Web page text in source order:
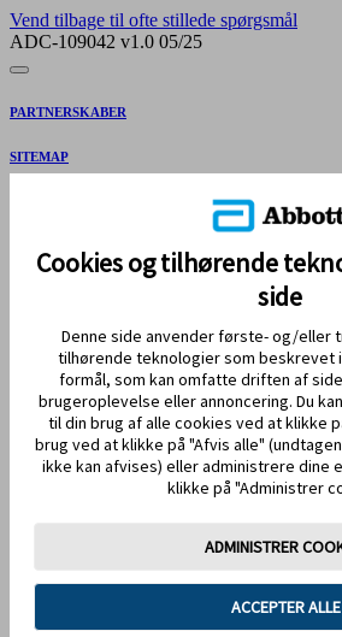
Vend tilbage til ofte stillede spørgsmål
ADC-109042 v1.0 05/25
PARTNERSKABER
SITEMAP
REFERENCER & ANSVARSFRASKRIVELSE
HOLD DIG OPDATERET
Anvendelsesvilkår
Cookies og tilhørende
side
Denne side anvender første- og/eller
tilhørende teknologier som beskrevet
formål, som kan omfatte driften af
brugeroplevelse eller annoncering. Du
til din brug af alle cookies ved at klikke
brug ved at klikke på "Afvis alle"
ikke kan afvises) eller administrere
klikke på "Administrer
ADMINISTRER
ACCEPTER ALLE